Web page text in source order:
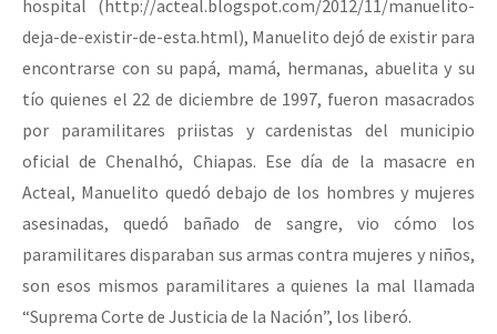
hospital (http://acteal.blogspot.com/2012/11/manuelito-
deja-de-existir-de-esta.html), Manuelito dejó de existir para
encontrarse con su papá, mamá, hermanas, abuelita y su
tío quienes el 22 de diciembre de 1997, fueron masacrados
por paramilitares priistas y cardenistas del municipio
oficial de Chenalhó, Chiapas. Ese día de la masacre en
Acteal, Manuelito quedó debajo de los hombres y mujeres
asesinadas, quedó bañado de sangre, vio cómo los
paramilitares disparaban sus armas contra mujeres y niños,
son esos mismos paramilitares a quienes la mal llamada
“Suprema Corte de Justicia de la Nación”, los liberó.